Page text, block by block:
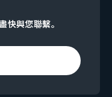
與您聯繫。